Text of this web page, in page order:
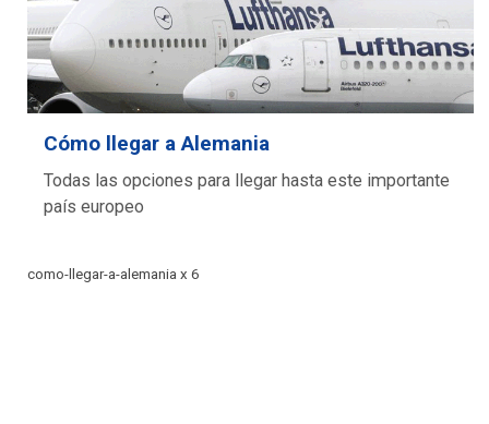
Cómo llegar a Alemania
Todas las opciones para llegar hasta este importante
país europeo
como-llegar-a-alemania x 6